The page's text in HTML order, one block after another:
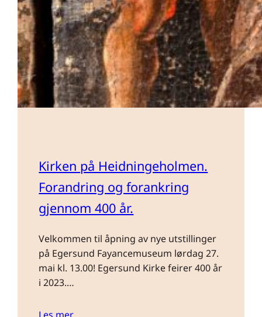
Kirken på Heidningeholmen.
Forandring og forankring
gjennom 400 år.
Velkommen til åpning av nye utstillinger
på Egersund Fayancemuseum lørdag 27.
mai kl. 13.00! Egersund Kirke feirer 400 år
i 2023.…